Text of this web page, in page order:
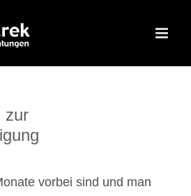
zur
vorbei sind und man